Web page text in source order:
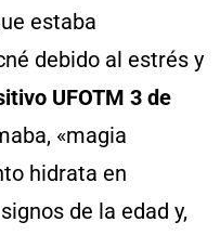
estaba
debido al estrés y
UFOTM 3 de
«magia
hidrata en
de la edad y,